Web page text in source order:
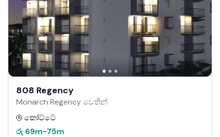
808 Regency
Monarch Regency වෙතින්
කෝට්ටේ
රු 69m-75m